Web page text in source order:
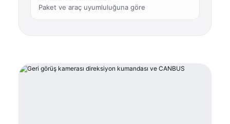
Paket ve araç uyumluluğuna göre